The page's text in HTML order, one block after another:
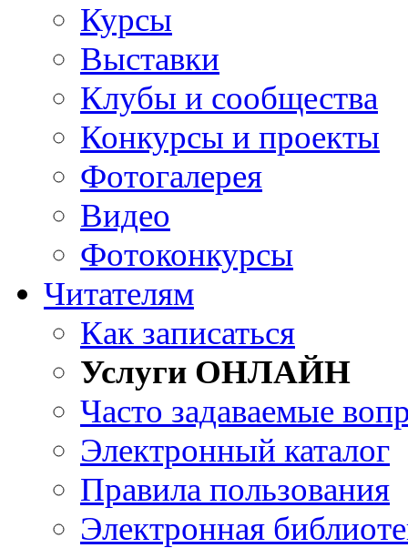
Курсы
Выставки
Клубы и сообщества
Конкурсы и проекты
Фотогалерея
Видео
Фотоконкурсы
Читателям
Как записаться
Услуги ОНЛАЙН
Часто задаваемые
Электронный каталог
Правила пользования
Электронная